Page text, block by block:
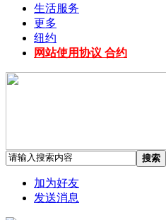
生活服务
更多
纽约
网站使用协议 合约
搜索
加为好友
发送消息